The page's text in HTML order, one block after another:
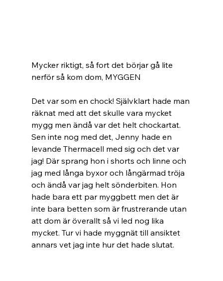
Mycker riktigt, så fort det börjar gå lite
nerför så kom dom, MYGGEN
Det var som en chock! Självklart hade man
räknat med att det skulle vara mycket
mygg men ändå var det helt chockartat.
Sen inte nog med det, Jenny hade en
levande Thermacell med sig och det var
jag! Där sprang hon i shorts och linne och
jag med långa byxor och långärmad tröja
och ändå var jag helt sönderbiten. Hon
hade bara ett par myggbett men det är
inte bara betten som är frustrerande utan
att dom är överallt så vi led nog lika
mycket. Tur vi hade myggnät till ansiktet
annars vet jag inte hur det hade slutat.